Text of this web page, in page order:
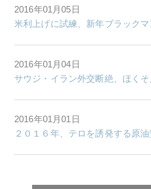
2016年01月05日
米利上げに試練、新年ブラック
2016年01月04日
サウジ・イラン外交断絶、ほくそ
2016年01月01日
２０１６年、テロを誘発する原油